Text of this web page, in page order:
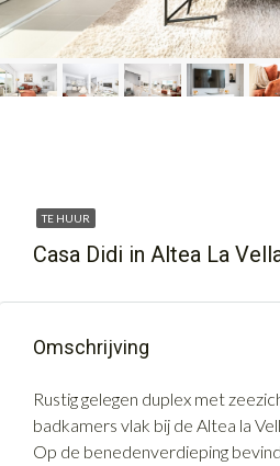
TE HUUR
Casa Didi in Altea La
Omschrijving
Rustig gelegen duplex met
badkamers vlak bij de Altea la
Op de benedenverdieping